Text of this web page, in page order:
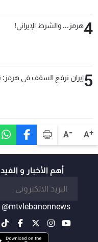
A+
A-
4هرمز... والشرط الإيراني!
5إيران ترفع السقف في هرمز:
أهم الأخبار و
@mtvlebanonnews